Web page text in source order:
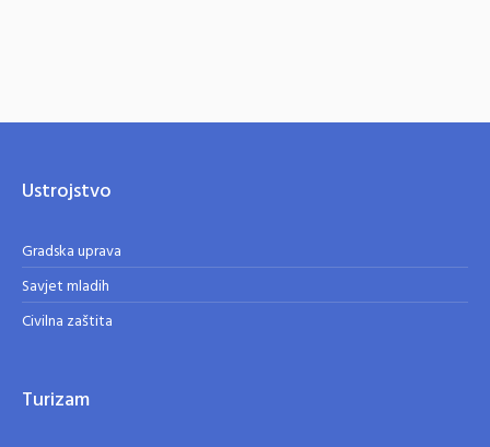
Ustrojstvo
Gradska uprava
Savjet mladih
Civilna zaštita
Turizam